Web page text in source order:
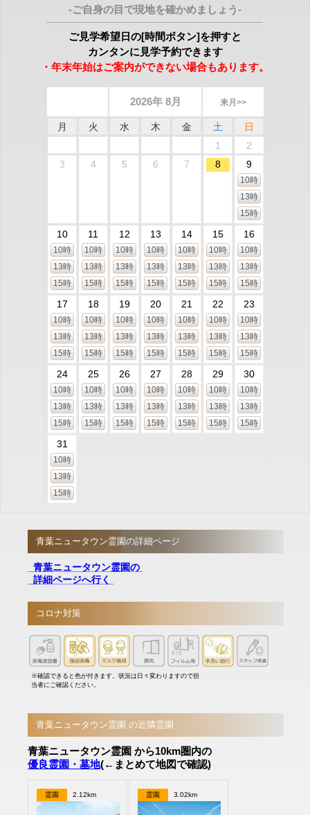
-ご自身の目で現地を確かめましょう-
ご見学希望日の[時間ボタン]を押すと
カンタンに見学予約できます
・年末年始はご案内ができない場合もあります。
2026年 8月 来月>>
月 火 水 木 金 土
日
1
2
3
4 5 6 7 8 9
10時
13時
15時
10
10時
13時
15時
11
10時
13時
15時
12
10時
13時
15時
13
10時
13時
15時
14
10時
13時
15時
15
10時
13時
15時
16
10時
13時
15時
17
10時
13時
15時
18
10時
13時
15時
19
10時
13時
15時
20
10時
13時
15時
21
10時
13時
15時
22
10時
13時
15時
23
10時
13時
15時
24
10時
13時
15時
25
10時
13時
15時
26
10時
13時
15時
27
10時
13時
15時
28
10時
13時
15時
29
10時
13時
15時
30
10時
13時
15時
31
10時
13時
15時
青葉ニュータウン霊園の詳細ページ
青葉ニュータウン霊園の
詳細ページへ行く
コロナ対策
※確認できると色が付きます。状況は日々変わりますので担
当者にご確認ください。
青葉ニュータウン霊園 の近隣霊園
青葉ニュータウン霊園 から10km圏内の
優良霊園・墓地(←まとめて地図で確認)
霊園 2.12km 霊園 3.02km